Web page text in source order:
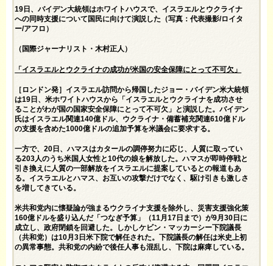
19日、バイデン大統領はホワイトハウスで、イスラエルとウクライナ
への同時支援について国民に向けて演説した（写真：代表撮影/ロイタ
ー/アフロ）
（国際ジャーナリスト・木村正人）
「イスラエルとウクライナの成功が米国の安全保障にとって不可欠」
［ロンドン発］イスラエル訪問から帰国したジョー・バイデン米大統領
は19日、米ホワイトハウスから「イスラエルとウクライナを成功させ
ることがわが国の国家安全保障にとって不可欠」と演説した。バイデン
氏はイスラエル関連140億ドル、ウクライナ・備蓄補充関連610億ドル
の支援を含めた1000億ドルの追加予算を米議会に要求する。
一方で、20日、ハマスはカタールの調停努力に応じ、人質に取ってい
る203人のうち米国人女性と10代の娘を解放した。ハマスが即時停戦と
引き換えに人質の一部解放をイスラエルに提案しているとの報道もあ
る。イスラエルとハマス、お互いの攻撃だけでなく、駆け引きも激しさ
を増してきている。
米共和党内に懐疑論が強まるウクライナ支援を除外し、災害支援強化策
160億ドルを盛り込んだ「つなぎ予算」（11月17日まで）が9月30日に
成立し、政府閉鎖を回避した。しかしケビン・マッカーシー下院議長
（共和党）は10月3日米下院で解任された。下院議長の解任は米史上初
の異常事態。共和党の内紛で後任人事も混乱し、下院は麻痺している。